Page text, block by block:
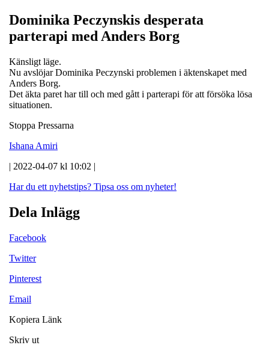
Dominika Peczynskis desperata
parterapi med Anders Borg
Känsligt läge.
Nu avslöjar Dominika Peczynski problemen i äktenskapet med
Anders Borg.
Det äkta paret har till och med gått i parterapi för att försöka lösa
situationen.
Stoppa Pressarna
Ishana Amiri
| 2022-04-07 kl 10:02 |
Har du ett nyhetstips? Tipsa oss om nyheter!
Dela Inlägg
Facebook
Twitter
Pinterest
Email
Kopiera Länk
Skriv ut